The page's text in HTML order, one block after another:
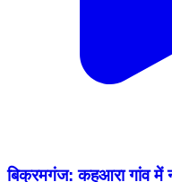
बिक्रमगंज: कहुआरा गांव में